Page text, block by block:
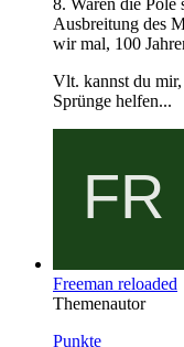
Ausbreitung des
wir mal, 100
Vlt. kannst du
Sprünge helfen...
Freeman reloaded
Themenautor
Punkte